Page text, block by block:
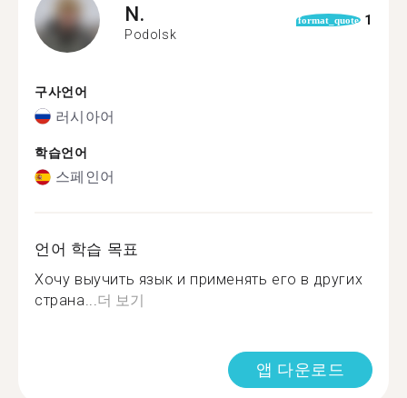
N.
Podolsk
format_quote 1
구사언어
러시아어
학습언어
스페인어
언어 학습 목표
Хочу выучить язык и применять его в других
страна...더 보기
앱 다운로드